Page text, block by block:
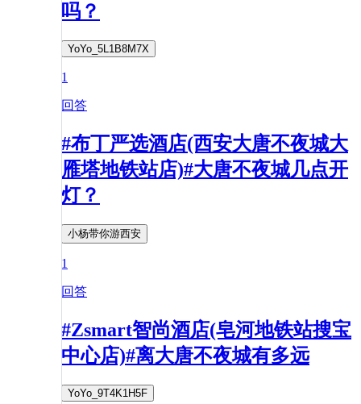
吗？
YoYo_5L1B8M7X
1
回答
#布丁严选酒店(西安大唐不夜城大
雁塔地铁站店)#大唐不夜城几点开
灯？
小杨带你游西安
1
回答
#Zsmart智尚酒店(皂河地铁站搜宝
中心店)#离大唐不夜城有多远
YoYo_9T4K1H5F